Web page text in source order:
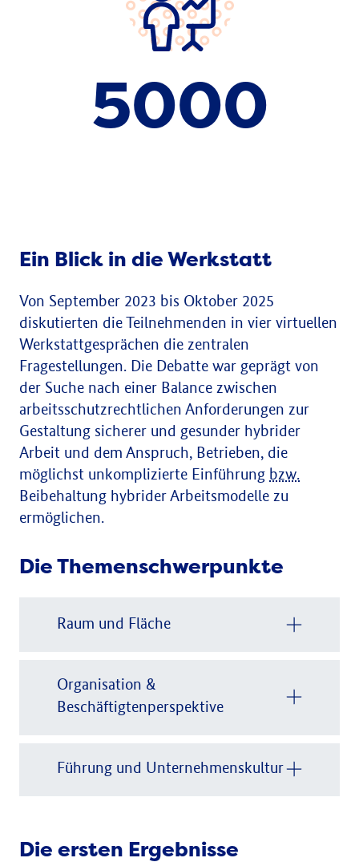
5000
Ein Blick in die Werkstatt
Von September 2023 bis Oktober 2025
diskutierten die Teilnehmenden in vier virtuellen
Werkstattgesprächen die zentralen
Fragestellungen. Die Debatte war geprägt von
der Suche nach einer Balance zwischen
arbeitsschutzrechtlichen Anforderungen zur
Gestaltung sicherer und gesunder hybrider
Arbeit und dem Anspruch, Betrieben, die
möglichst unkomplizierte Einführung bzw.
Beibehaltung hybrider Arbeitsmodelle zu
ermöglichen.
Die Themenschwerpunkte
Raum und Fläche
Organisation &
Beschäftigtenperspektive
Führung und Unternehmenskultur
Die ersten Ergebnisse